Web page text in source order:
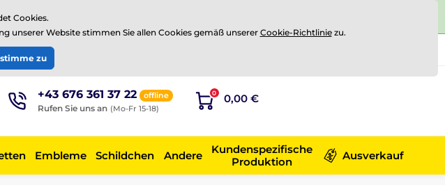
aufTrustpilot
+43 676 361 37 22 offline
Rufen Sie uns an (Mo-Fr 15-18)
0 0,00 €
Embleme Schildchen Andere
Kundenspezifische
Produktion
Ausverkauf
Cookies.
unserer Website stimmen Sie allen Cookies gemäß unserer Cookie-Richtliniezu.
zu